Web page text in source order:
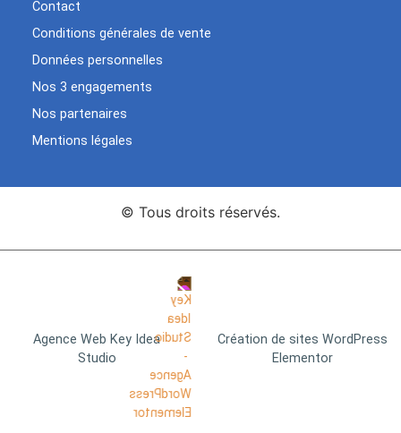
Contact
Conditions générales de vente
Données personnelles
Nos 3 engagements
Nos partenaires
Mentions légales
© Tous droits réservés.
Agence Web Key Idea
Studio
Création de sites WordPress
Elementor